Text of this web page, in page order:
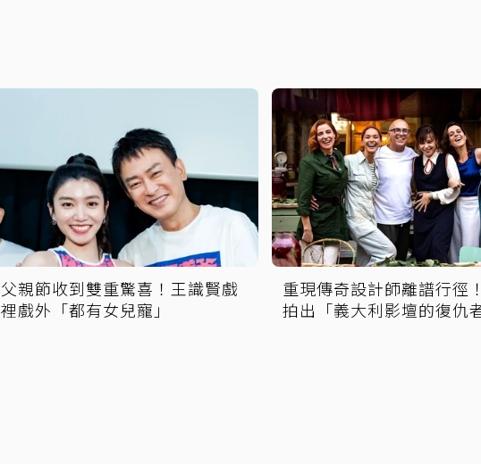
父親節收到雙重驚喜！王識賢戲
裡戲外「都有女兒寵」
重現傳奇設計師離譜行徑
拍出「義大利影壇的復仇